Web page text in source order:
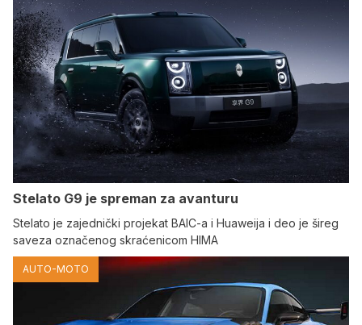
Stelato G9 je spreman za avanturu
Stelato je zajednički projekat BAIC-a i Huaweija i deo je šireg
saveza označenog skraćenicom HIMA
AUTO-MOTO